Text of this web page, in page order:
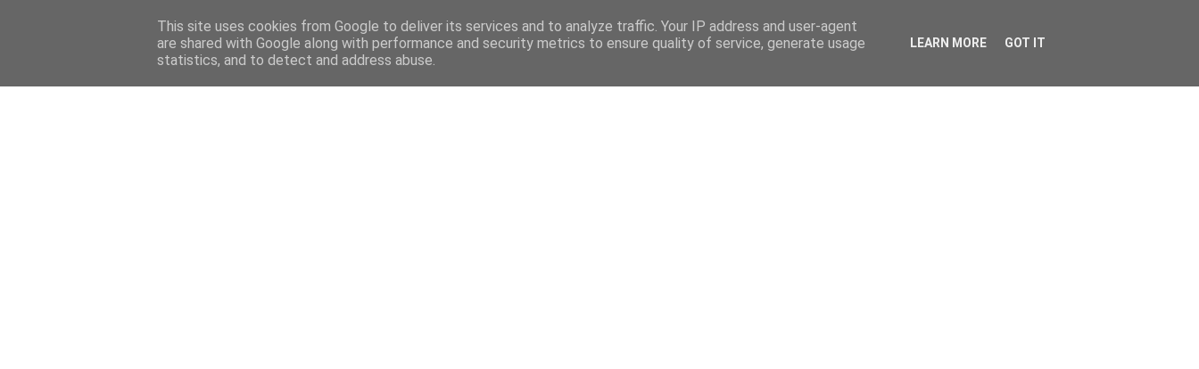
Home Features Menciones Mega Menu
This site uses cookies from Google to deliver its services and to analyze traffic. Your IP address and user-agent
are shared with Google along with performance and security metrics to ensure quality of service, generate usage
statistics, and to detect and address abuse.
LEARN MORE GOT IT